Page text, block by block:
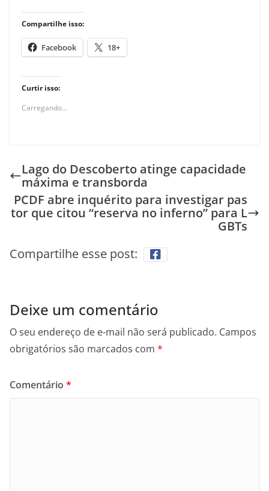
Compartilhe isso:
Facebook 18+
Curtir isso:
Carregando...
Lago do Descoberto atinge capacidade
máxima e transborda
PCDF abre inquérito para investigar pas
tor que citou “reserva no inferno” para L
GBTs
Compartilhe esse post:
Deixe um comentário
O seu endereço de e-mail não será publicado. Campos
obrigatórios são marcados com *
Comentário *